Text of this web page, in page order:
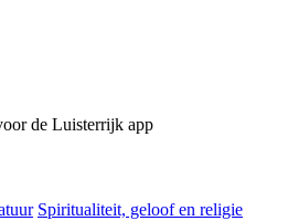
de Luisterrijk app
Spiritualiteit, geloof en religie